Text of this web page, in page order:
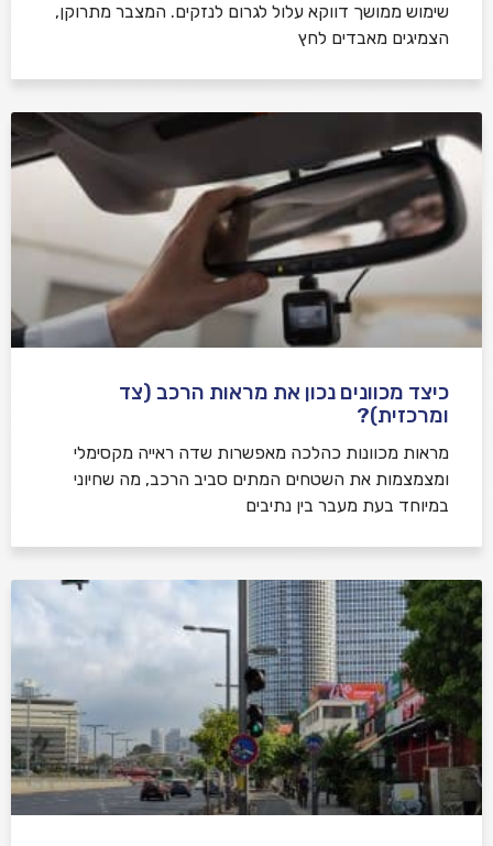
שימוש ממושך דווקא עלול לגרום לנזקים. המצבר מתרוקן,
הצמיגים מאבדים לחץ
כיצד מכוונים נכון את מראות הרכב (צד
ומרכזית)?
מראות מכוונות כהלכה מאפשרות שדה ראייה מקסימלי
ומצמצמות את השטחים המתים סביב הרכב, מה שחיוני
במיוחד בעת מעבר בין נתיבים